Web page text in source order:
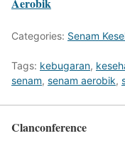
Categories: Senam
Tags: kebugaran,
senam, senam aerobik,
Clanconference